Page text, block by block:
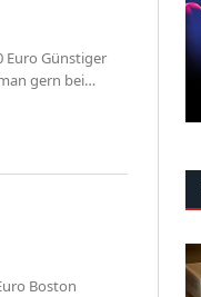
Euro Günstiger
gern bei…
Boston